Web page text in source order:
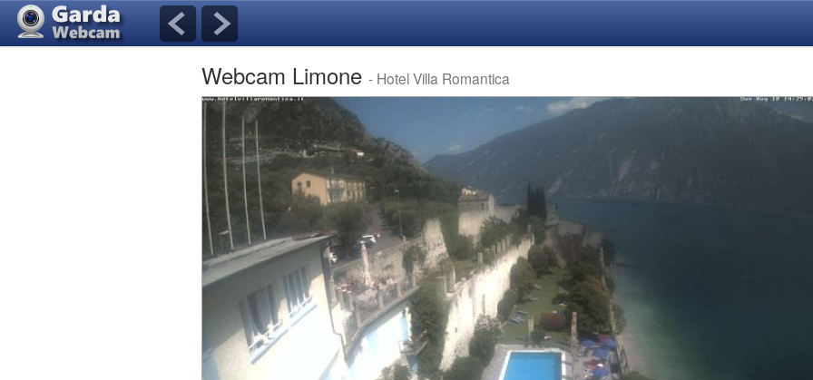
Webcam Limone - Hotel Villa Romantica